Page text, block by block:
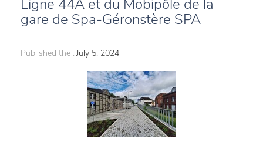
Ligne 44A et du Mobipôle de la
gare de Spa-Géronstère SPA
Published the : July 5, 2024